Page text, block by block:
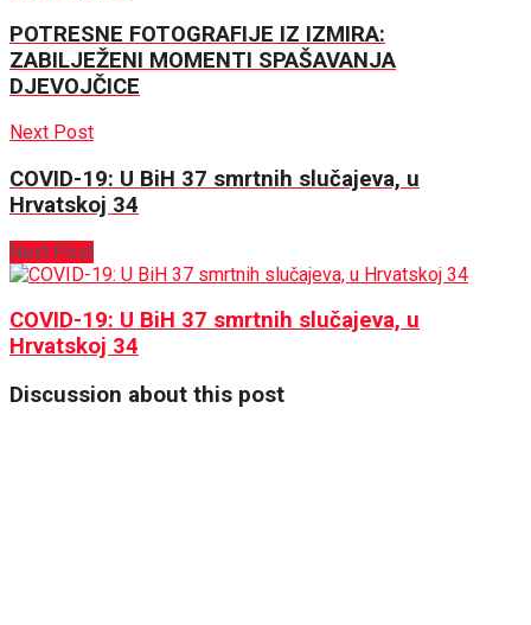
POTRESNE FOTOGRAFIJE IZ IZMIRA:
ZABILJEŽENI MOMENTI SPAŠAVANJA
DJEVOJČICE
Next Post
COVID-19: U BiH 37 smrtnih slučajeva, u
Hrvatskoj 34
Next Post
COVID-19: U BiH 37 smrtnih slučajeva, u
Hrvatskoj 34
Discussion about this post